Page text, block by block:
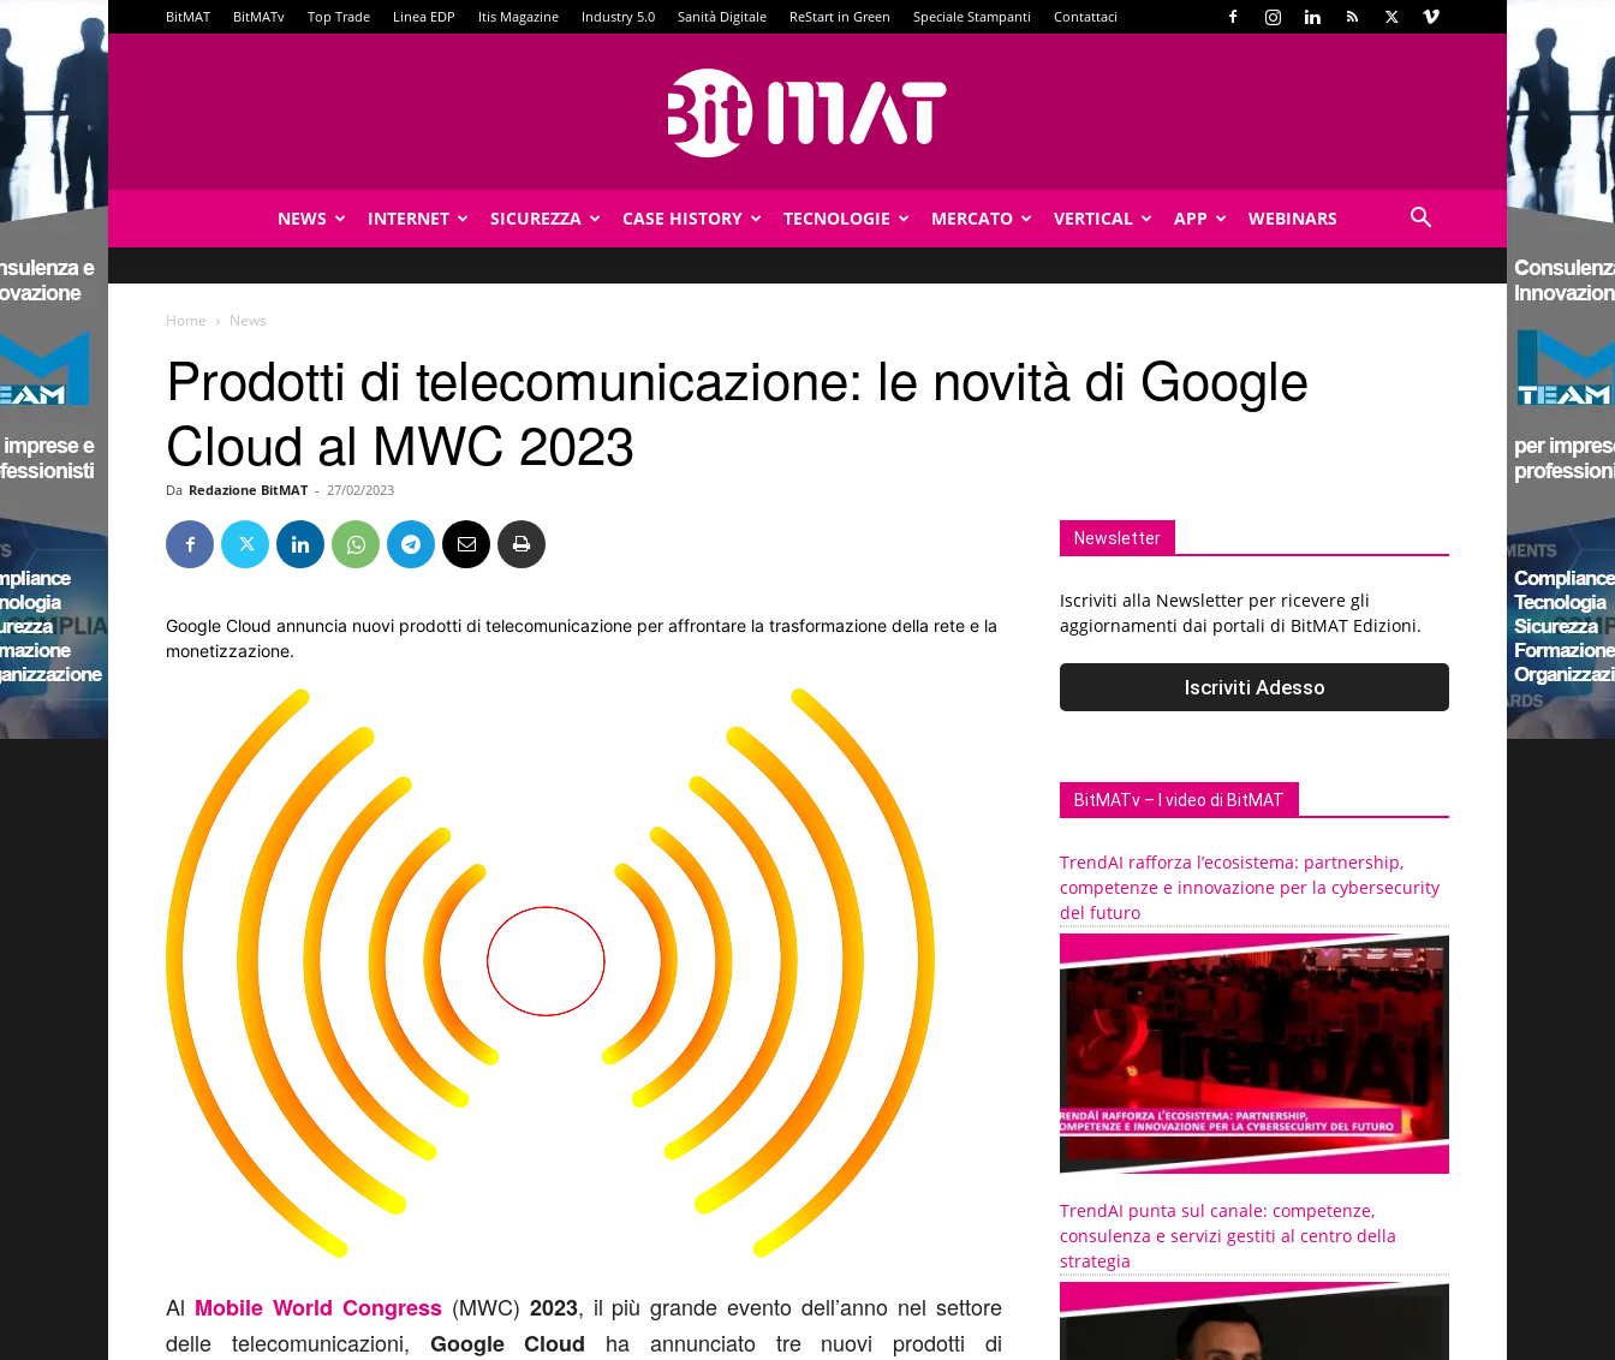
BitMAT BitMATv Top Trade Linea EDP Itis Magazine Industry 5.0 Sanità Digitale ReStart in Green Speciale Stampanti Contattaci
NEWS INTERNET SICUREZZA CASE HISTORY TECNOLOGIE MERCATO VERTICAL APP WEBINARS
Home News
Prodotti di telecomunicazione: le novità di Google
Cloud al MWC 2023
Da Redazione BitMAT - 27/02/2023
Google Cloud annuncia nuovi prodotti di telecomunicazione per affrontare la trasformazione della rete e la
monetizzazione.
Al Mobile World Congress (MWC) 2023, il più grande evento dell’anno nel settore
delle telecomunicazioni, Google Cloud ha annunciato tre nuovi prodotti di
Newsletter
Iscriviti alla Newsletter per ricevere gli
aggiornamenti dai portali di BitMAT Edizioni.
BitMATv – I video di BitMAT
TrendAI rafforza l’ecosistema: partnership,
competenze e innovazione per la cybersecurity
del futuro
TrendAI punta sul canale: competenze,
consulenza e servizi gestiti al centro della
strategia